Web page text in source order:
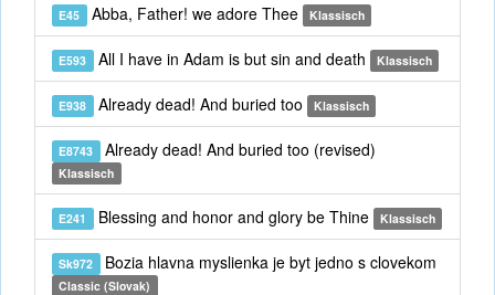
E45 Abba, Father! we adore Thee Klassisch
E593 All I have in Adam is but sin and death Klassisch
E938 Already dead! And buried too Klassisch
E8743 Already dead! And buried too (revised)
Klassisch
E241 Blessing and honor and glory be Thine Klassisch
Sk972 Bozia hlavna myslienka je byt jedno s clovekom
Classic (Slovak)